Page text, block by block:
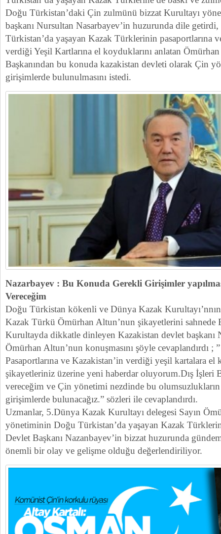
Doğu Türkistan’daki Çin zulmünü bizzat Kurultayı
başkanı Nursultan Nasarbayev’in huzurunda dile
Türkistan’da yaşayan Kazak Türklerinin pasaportlarına
verdiği Yeşil Kartlarına el koyduklarını anlatan
Başkanından bu konuda kazakistan devleti olarak Çin
girişimlerde bulunulmasını istedi.
Nazarbayev : Bu Konuda Gerekli Girişimler
Vereceğim
Doğu Türkistan kökenli ve Dünya Kazak
Kazak Türkü Ömürhan Altun’nun şikayetlerini sahnede
Kurultayda dikkatle dinleyen Kazakistan devlet başkanı
Ömürhan Altun’nun konuşmasını şöyle cevaplandırdı ;
Pasaportlarına ve Kazakistan’in verdiği yeşil kartalara
şikayetleriniz üzerine yeni haberdar oluyorum.Dış İşleri
vereceğim ve Çin yönetimi nezdinde bu
girişimlerde bulunacağız.” sözleri ile cevaplandırdı.
Uzmanlar, 5.Dünya Kazak Kurultayı delegesi Sayın
yönetiminin Doğu Türkistan’da yaşayan Kazak
Devlet Başkanı Nazanbayev’in bizzat huzurunda
önemli bir olay ve gelişme olduğu değerlendiriliyor.